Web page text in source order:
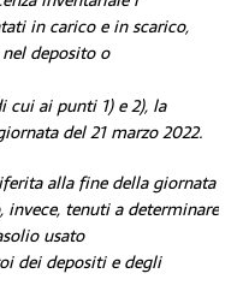
in carico e in scarico,
deposito o
cui ai punti 1) e 2), la
del 21 marzo 2022.
alla fine della giornata
invece, tenuti a determinare
usato
dei depositi e degli